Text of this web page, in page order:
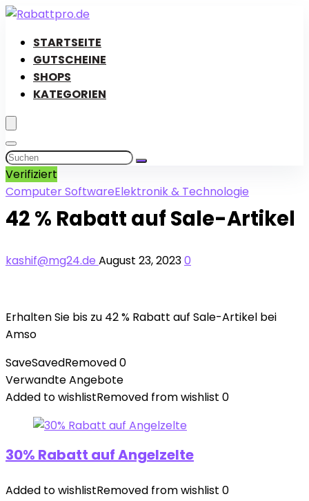
STARTSEITE
GUTSCHEINE
SHOPS
KATEGORIEN
Verifiziert
Computer SoftwareElektronik & Technologie
42 % Rabatt auf Sale-Artikel
kashif@mg24.de August 23, 20230
Erhalten Sie bis zu 42 % Rabatt auf Sale-Artikel bei
Amso
SaveSavedRemoved0
Verwandte Angebote
Added to wishlistRemoved from wishlist 0
30% Rabatt auf Angelzelte
Added to wishlistRemoved from wishlist 0